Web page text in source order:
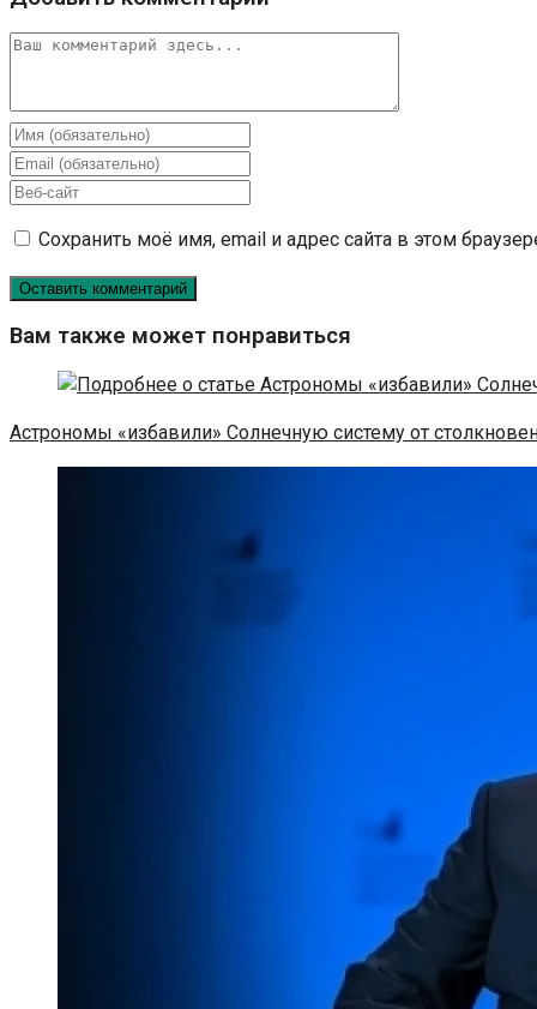
Комментарий
Введите
свое
имя
имя
пользователя,
чтобы
прокомментировать
Введите
свой
адрес,
чтобы
прокомментировать
Введите
вашего
веб-
сайта
(необязательно)
Сохранить моё имя, email и адрес сайта в этом
Вам также может понравиться
Астрономы «избавили» Солнечную систему от